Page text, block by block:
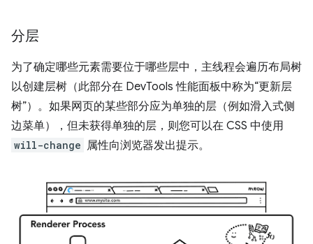
分层
为了确定哪些元素需要位于哪些层中，主线程会遍历布局树
以创建层树（此部分在 DevTools 性能面板中称为“更新层
树”）。如果网页的某些部分应为单独的层（例如滑入式侧
边菜单），但未获得单独的层，则您可以在 CSS 中使用
will-change 属性向浏览器发出提示。